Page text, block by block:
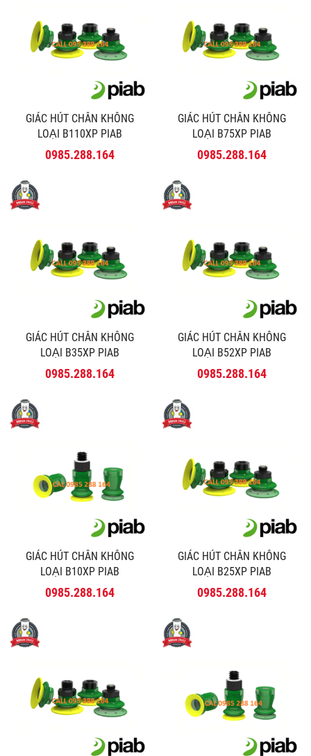
GIÁC HÚT CHÂN KHÔNG
LOẠI B110XP PIAB
0985.288.164
GIÁC HÚT CHÂN KHÔNG
LOẠI B75XP PIAB
0985.288.164
GIÁC HÚT CHÂN KHÔNG
LOẠI B35XP PIAB
0985.288.164
GIÁC HÚT CHÂN KHÔNG
LOẠI B52XP PIAB
0985.288.164
GIÁC HÚT CHÂN KHÔNG
LOẠI B10XP PIAB
0985.288.164
GIÁC HÚT CHÂN KHÔNG
LOẠI B25XP PIAB
0985.288.164